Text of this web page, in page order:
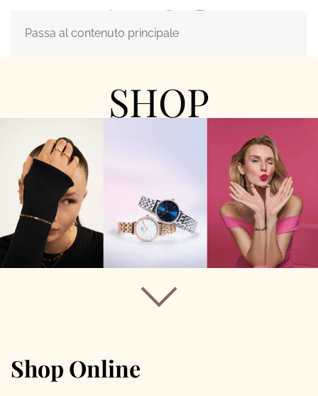
Passa al contenuto principale
SHOP
Shop Online